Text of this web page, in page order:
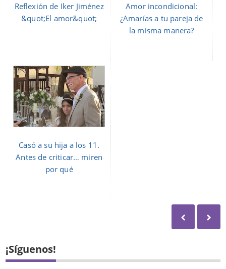
Reflexión de Iker Jiménez
&quot;El amor&quot;
Amor incondicional:
¿Amarías a tu pareja de
la misma manera?
Casó a su hija a los 11.
Antes de criticar… miren
por qué
¡Síguenos!